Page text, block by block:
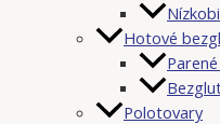
Hotové
Polotovary